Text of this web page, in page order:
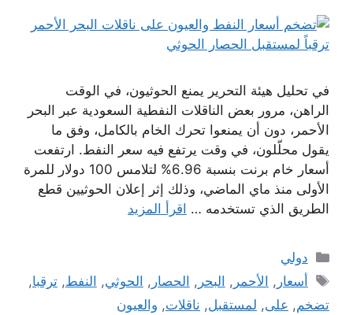
في تحليل هيئة التحرير يمنع الحوثيون، في الوقت
الراهن، مرور بعض الناقلات النفطية السعودية عبر البحر
الأحمر، دون أن يمنعوا تحرك الخام بالكامل، وفق ما
يقول محلّلون، في وقت يرتفع فيه سعر النفط. ارتفعت
أسعار خام برنت بنسبة 6.96% لتلامس 100 دولار للمرة
الأولى منذ ماي الماضي، وذلك إثر إعلان الحوثيين قطع
الطريق الذي تستخدمه … اقرأ المزيد
التصنيفات
دولي
الوسوم
أسعار , الأحمر , البحر , الحصار , الحوثي, النفط,ترقبا,
تضخم, على, لمستقبل, ناقلات, والعيون